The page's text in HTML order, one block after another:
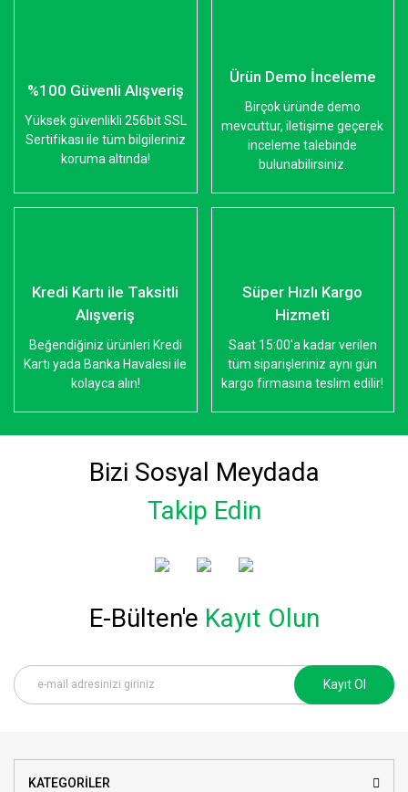
%100 Güvenli Alışveriş
Yüksek güvenlikli 256bit SSL
Sertifikası ile tüm bilgileriniz
koruma altında!
Ürün Demo İnceleme
Birçok üründe demo
mevcuttur, iletişime geçerek
inceleme talebinde
bulunabilirsiniz.
Kredi Kartı ile Taksitli
Alışveriş
Beğendiğiniz ürünleri Kredi
Kartı yada Banka Havalesi ile
kolayca alın!
Süper Hızlı Kargo
Hizmeti
Saat 15:00'a kadar verilen
tüm siparişleriniz aynı gün
kargo firmasına teslim edilir!
Bizi Sosyal Meydada
Takip Edin
E-Bülten'e Kayıt Olun
Kayıt Ol
KATEGORİLER